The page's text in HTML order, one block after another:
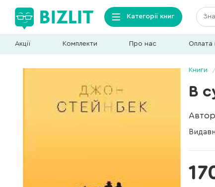
Категорії книг
Акції Комплекти Про нас Оплата
Книги
В
Автор